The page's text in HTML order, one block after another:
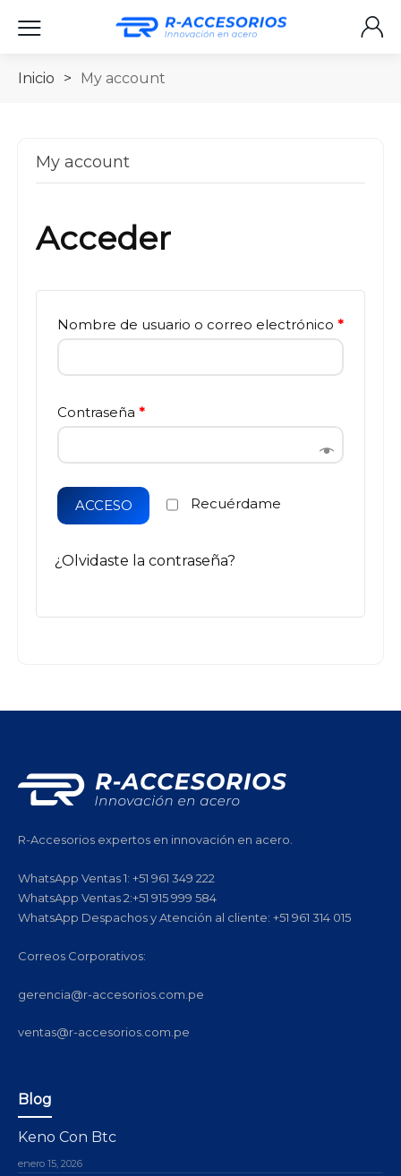
Inicio > My account
My account
Acceder
Nombre de usuario o correo electrónico *
Contraseña *
Recuérdame
ACCESO
¿Olvidaste la contraseña?
R-Accesorios expertos en innovación en acero.
WhatsApp Ventas 1: +51 961 349 222
WhatsApp Ventas 2:+51 915 999 584
WhatsApp Despachos y Atención al cliente: +51 961 314 015
Correos Corporativos:
gerencia@r-accesorios.com.pe
ventas@r-accesorios.com.pe
Blog
Keno Con Btc
enero 15, 2026